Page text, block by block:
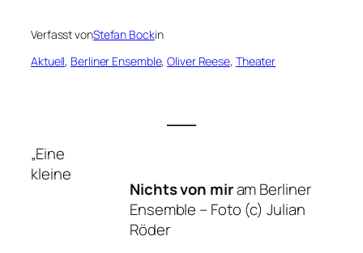
Verfasst vonStefan Bockin
Aktuell, Berliner Ensemble, Oliver Reese, Theater
Nichts von miram Berliner
Ensemble – Foto (c) Julian
Röder
„Eine
kleine